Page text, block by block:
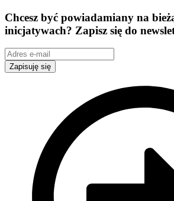
Chcesz być powiadamiany na
inicjatywach? Zapisz się do
Zapisuję się